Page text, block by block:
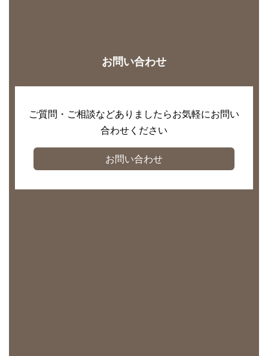
お問い合わせ
ご質問・ご相談などありましたらお気軽にお問い
合わせください
お問い合わせ